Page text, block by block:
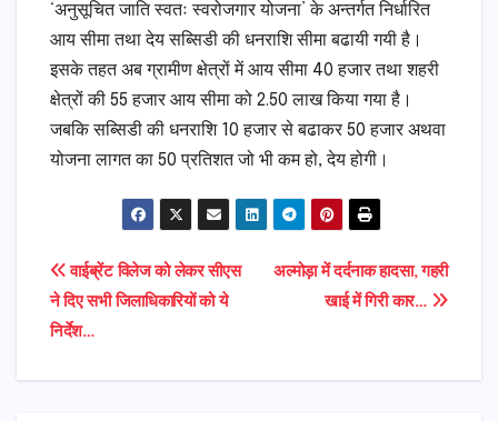
‘अनुसूचित जाति स्वतः स्वरोजगार योजना’ के अन्तर्गत निर्धारित
आय सीमा तथा देय सब्सिडी की धनराशि सीमा बढायी गयी है।
इसके तहत अब ग्रामीण क्षेत्रों में आय सीमा 40 हजार तथा शहरी
क्षेत्रों की 55 हजार आय सीमा को 2.50 लाख किया गया है।
जबकि सब्सिडी की धनराशि 10 हजार से बढाकर 50 हजार अथवा
योजना लागत का 50 प्रतिशत जो भी कम हो, देय होगी।
Post
navigation
अल्मोड़ा में दर्दनाक हादसा, गहरी
खाई में गिरी कार…
वाईब्रेंट विलेज को लेकर सीएस
ने दिए सभी जिलाधिकारियों को ये
निर्देश…